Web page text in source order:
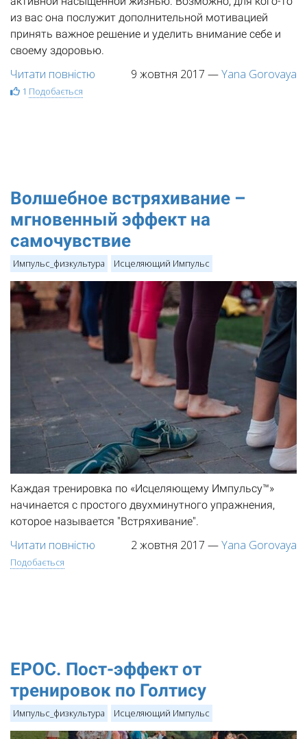
из вас она послужит дополнительной мотивацией
принять важное решение и уделить внимание себе и
своему здоровью.​
Читати повністю 9 жовтня 2017 —Yana Gorovaya
1 Подобається
Волшебное встряхивание –
мгновенный эффект на
самочувствие
Импульс_физкультура Исцеляющий Импульс
Каждая тренировка по «Исцеляющему Импульсу™»
начинается с простого двухминутного упражнения,
которое называется "Встряхивание".
Читати повністю 2 жовтня 2017 —Yana Gorovaya
Подобається
EPOC. Пост-эффект от
тренировок по Голтису
Импульс_физкультура Исцеляющий Импульс